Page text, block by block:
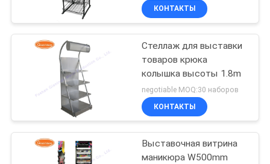
КОНТАКТЫ
Стеллаж для выставки
товаров крюка
колышка высоты 1.8m
negotiable MOQ:30 наборов
КОНТАКТЫ
Выставочная витрина
маникюра W500mm